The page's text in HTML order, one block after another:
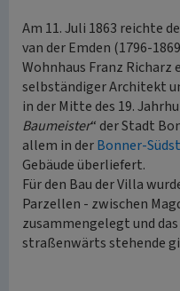
Am 11. Juli 1863 reichte
van der Emden (1796-
Wohnhaus Franz Richarz
selbständiger Architekt
in der Mitte des 19.
Baumeister“ der Stadt
allem in derBonner-
Gebäude überliefert.
Für den Bau der Villa
Parzellen - zwischen
zusammengelegt und
straßenwärts stehende